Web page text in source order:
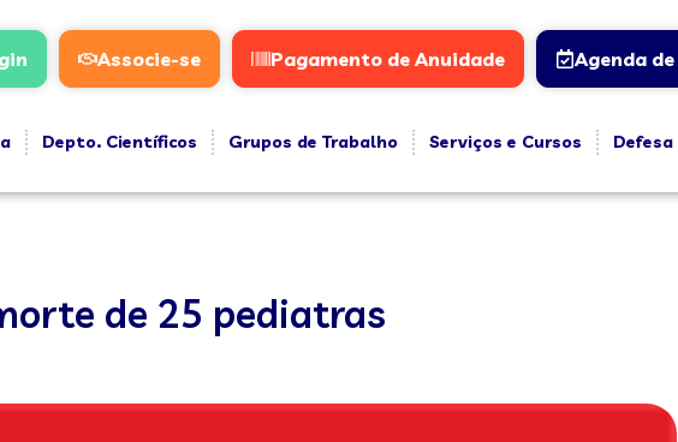
Associe-se Pagamento de Anuidade Agenda
Depto. Científicos Grupos de Trabalho Serviços e Cursos
de 25 pediatras